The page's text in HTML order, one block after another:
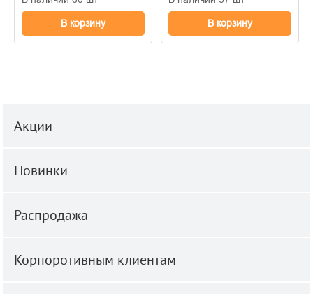
В корзину В корзину
Акции
Новинки
Распродажа
Корпоротивным клиентам